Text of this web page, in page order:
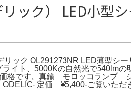
ック） LED小型
ック OL291273NR LED薄型シー
イト、5000Kの自然光で540lmの
価格です。真鍮 モロッコランプ
ODELIC- 定価 ¥5,400-ご覧いただ